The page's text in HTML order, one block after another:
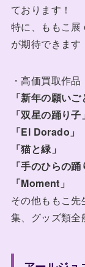
ております！
特に、ももこ
が期待できます
・高価買取作品
「新年の願いご
「双星の踊り子」
「El Dorado」
「猫と緑」
「手のひらの踊
「Moment」
その他ももこ
集、グッズ類全